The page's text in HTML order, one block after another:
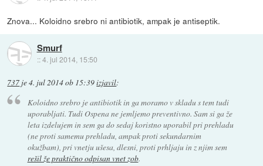
Znova... Koloidno srebro ni antibiotik, ampak je antiseptik.
Smurf
::4. jul 2014, 15:50
737 je4. jul 2014 ob 15:39izjavil:
Koloidno srebro je antibiotik in ga moramo v skladu s tem tudi
uporabljati. Tudi Ospena ne jemljemo preventivno. Sam si ga že
leta izdelujem in sem ga do sedaj koristno uporabil pri prehladu
(ne proti samemu prehladu, ampak proti sekundarnim
okužbam), pri vnetju ušesa, dlesni, proti prhljaju in z njim sem
rešil že praktično odpisan vnet zob.